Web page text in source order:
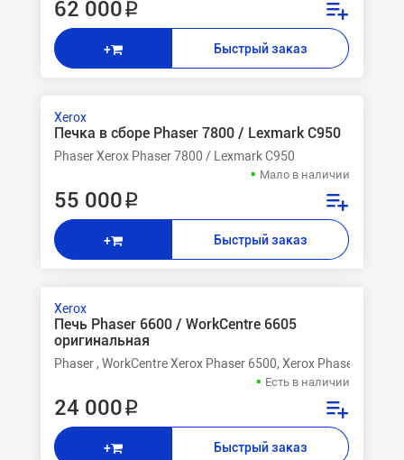
62 000 ₽
+ Быстрый заказ
Xerox
Печка в сборе Phaser 7800 / Lexmark C950
Phaser Xerox Phaser 7800 / Lexmark C950
Мало в наличии
55 000 ₽
+ Быстрый заказ
Xerox
Печь Phaser 6600 / WorkCentre 6605
оригинальная
Phaser , WorkCentre Xerox Phaser 6500, Xerox Phaser
Есть в наличии
24 000 ₽
+ Быстрый заказ